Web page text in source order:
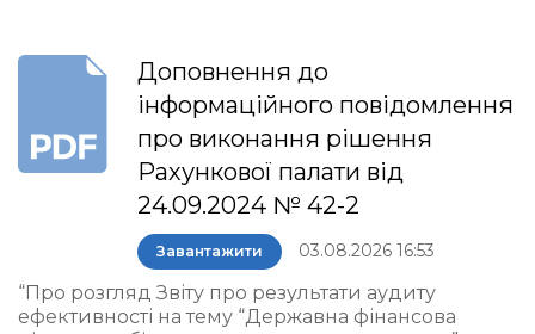
Доповнення до
інформаційного повідомлення
про виконання рішення
Рахункової палати від
24.09.2024 № 42-2
Завантажити 03.08.2026 16:53
“Про розгляд Звіту про результати аудиту
ефективності на тему “Державна фінансова